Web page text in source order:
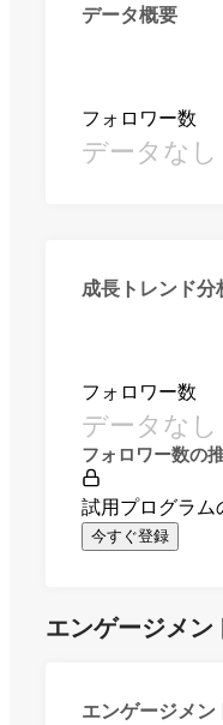
データ概要
フォロワー数
データなし
成長トレンド分
フォロワー数
データなし
フォロワー数の
試用プログラム
今すぐ登録
エンゲージメン
エンゲージメン